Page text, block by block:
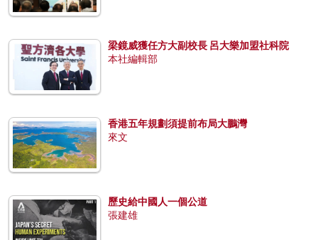
梁鏡威獲任方大副校長 呂大樂加盟社科院
本社編輯部
香港五年規劃須提前布局大鵬灣
來文
歷史給中國人一個公道
張建雄